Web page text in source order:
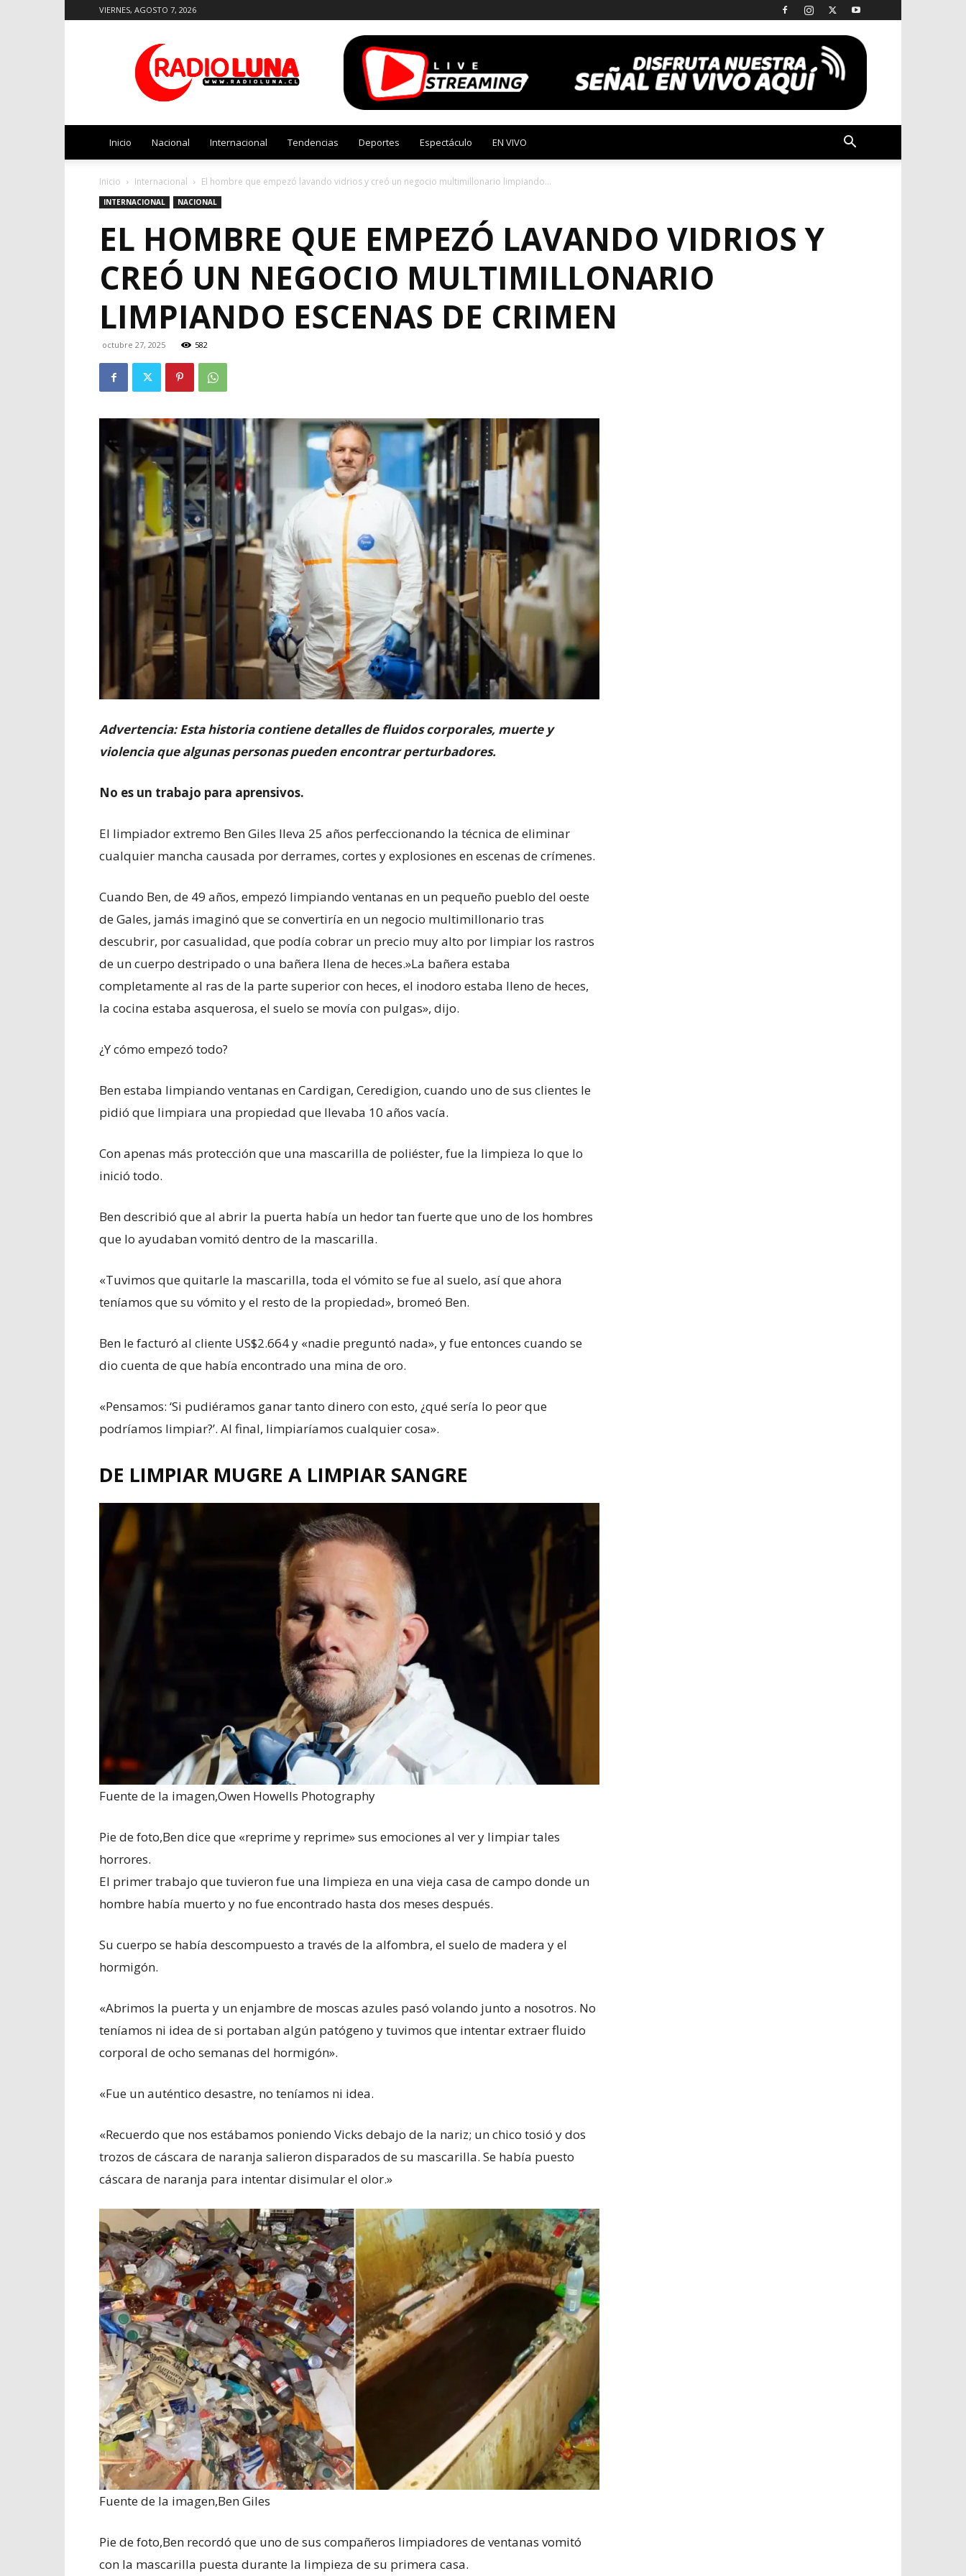
VIERNES, AGOSTO 7, 2026
Luna
Inicio Nacional Internacional Tendencias Deportes Espectáculo EN VIVO
Inicio Internacional El hombre que empezó lavando vidrios y creó un negocio multimillonario limpiando...
INTERNACIONAL NACIONAL
EL HOMBRE QUE EMPEZÓ LAVANDO VIDRIOS Y
CREÓ UN NEGOCIO MULTIMILLONARIO
LIMPIANDO ESCENAS DE CRIMEN
octubre 27, 2025 582
Advertencia: Esta historia contiene detalles de fluidos corporales, muerte y
violencia que algunas personas pueden encontrar perturbadores.
No es un trabajo para aprensivos.
El limpiador extremo Ben Giles lleva 25 años perfeccionando la técnica de eliminar
cualquier mancha causada por derrames, cortes y explosiones en escenas de crímenes.
Cuando Ben, de 49 años, empezó limpiando ventanas en un pequeño pueblo del oeste
de Gales, jamás imaginó que se convertiría en un negocio multimillonario tras
descubrir, por casualidad, que podía cobrar un precio muy alto por limpiar los rastros
de un cuerpo destripado o una bañera llena de heces.»La bañera estaba
completamente al ras de la parte superior con heces, el inodoro estaba lleno de heces,
la cocina estaba asquerosa, el suelo se movía con pulgas», dijo.
¿Y cómo empezó todo?
Ben estaba limpiando ventanas en Cardigan, Ceredigion, cuando uno de sus clientes le
pidió que limpiara una propiedad que llevaba 10 años vacía.
Con apenas más protección que una mascarilla de poliéster, fue la limpieza lo que lo
inició todo.
Ben describió que al abrir la puerta había un hedor tan fuerte que uno de los hombres
que lo ayudaban vomitó dentro de la mascarilla.
«Tuvimos que quitarle la mascarilla, toda el vómito se fue al suelo, así que ahora
teníamos que su vómito y el resto de la propiedad», bromeó Ben.
Ben le facturó al cliente US$2.664 y «nadie preguntó nada», y fue entonces cuando se
dio cuenta de que había encontrado una mina de oro.
«Pensamos: ‘Si pudiéramos ganar tanto dinero con esto, ¿qué sería lo peor que
podríamos limpiar?’. Al final, limpiaríamos cualquier cosa».
DE LIMPIAR MUGRE A LIMPIAR SANGRE
Fuente de la imagen,Owen Howells Photography
Pie de foto,Ben dice que «reprime y reprime» sus emociones al ver y limpiar tales
horrores.
El primer trabajo que tuvieron fue una limpieza en una vieja casa de campo donde un
hombre había muerto y no fue encontrado hasta dos meses después.
Su cuerpo se había descompuesto a través de la alfombra, el suelo de madera y el
hormigón.
«Abrimos la puerta y un enjambre de moscas azules pasó volando junto a nosotros. No
teníamos ni idea de si portaban algún patógeno y tuvimos que intentar extraer fluido
corporal de ocho semanas del hormigón».
«Fue un auténtico desastre, no teníamos ni idea.
«Recuerdo que nos estábamos poniendo Vicks debajo de la nariz; un chico tosió y dos
trozos de cáscara de naranja salieron disparados de su mascarilla. Se había puesto
cáscara de naranja para intentar disimular el olor.»
Fuente de la imagen,Ben Giles
Pie de foto,Ben recordó que uno de sus compañeros limpiadores de ventanas vomitó
con la mascarilla puesta durante la limpieza de su primera casa.